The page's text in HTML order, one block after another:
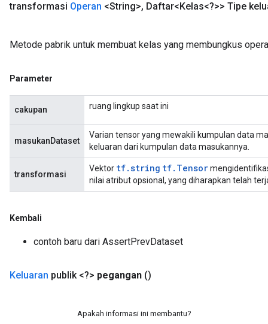
transformasi Operan <String>, Daftar<Kelas<?>> Tipe
Metode pabrik untuk membuat kelas yang membungkus
Parameter
cakupan ruang lingkup saat ini
masukanDataset
Varian tensor yang mewakili kumpulan data
keluaran dari kumpulan data masukannya.
transformasi
Vektor tf.string tf.Tensor
nilai atribut opsional, yang diharapkan telah
Kembali
contoh baru dari AssertPrevDataset
Keluaran publik <?> pegangan ()
Apakah informasi ini membantu?